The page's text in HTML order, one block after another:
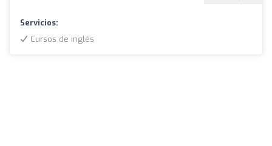
Servicios:
Cursos de inglés